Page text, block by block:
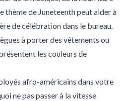
thème de Juneteenth peut aider à
de célébration dans le bureau.
à porter des vêtements ou
les couleurs de
afro-américains dans votre
ne pas passer à la vitesse